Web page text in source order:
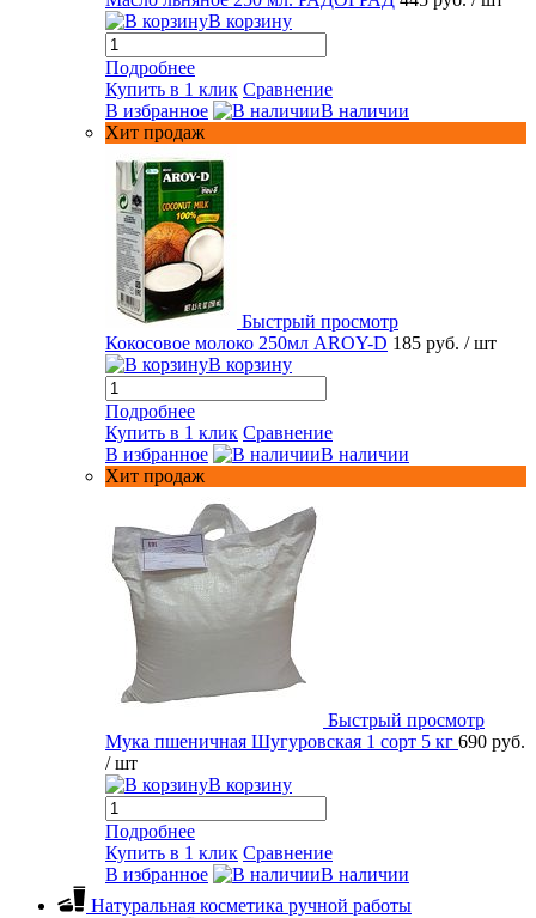
В корзину
Подробнее
Купить в 1 клик Сравнение
В избранное
В наличии
Хит продаж
Быстрый просмотр
Кокосовое молоко 250мл AROY-D 185 руб. / шт
В корзину
Подробнее
Купить в 1 клик Сравнение
В избранное
В наличии
Хит продаж
Быстрый просмотр
Мука пшеничная Шугуровская 1 сорт 5 кг 690 руб.
/ шт
В корзину
Подробнее
Купить в 1 клик Сравнение
В избранное
В наличии
Натуральная косметика ручной работы